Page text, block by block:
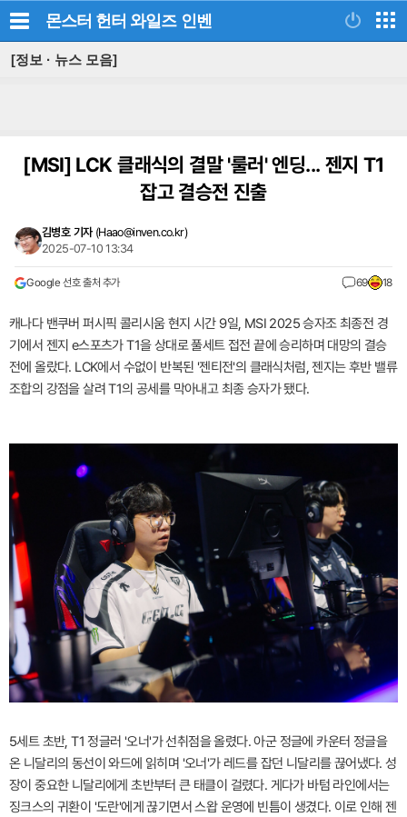
몬스터 헌터 와일즈 인벤
[정보 · 뉴스 모음]
[MSI]LCK 클래식의 결말 '룰러' 엔딩... 젠지 T1
잡고 결승전 진출
김병호 기자 (Haao@inven.co.kr)
2025-07-10 13:34
Google 선호 출처 추가 69 18
캐나다 밴쿠버 퍼시픽 콜리시움 현지 시간 9일, MSI 2025 승자조 최종전 경
기에서 젠지 e스포츠가 T1을 상대로 풀세트 접전 끝에 승리하며 대망의 결승
전에 올랐다. LCK에서 수없이 반복된 '젠티전'의 클래식처럼, 젠지는 후반 밸류
조합의 강점을 살려 T1의 공세를 막아내고 최종 승자가 됐다.
5세트 초반, T1 정글러 '오너'가 선취점을 올렸다. 아군 정글에 카운터 정글을
온 니달리의 동선이 와드에 읽히며 '오너'가 레드를 잡던 니달리를 끊어냈다. 성
장이 중요한 니달리에게 초반부터 큰 태클이 걸렸다. 게다가 바텀 라인에서는
징크스의 귀환이 '도란'에게 끊기면서 스왑 운영에 빈틈이 생겼다. 이로 인해 젠